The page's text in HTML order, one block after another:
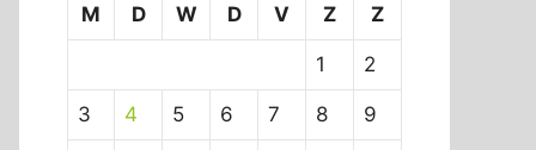
M
D W D V Z Z
1 2
3 4 5 6 7 8 9